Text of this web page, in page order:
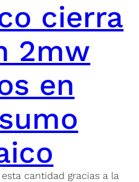
cierra
2mw
en
cantidad gracias a la